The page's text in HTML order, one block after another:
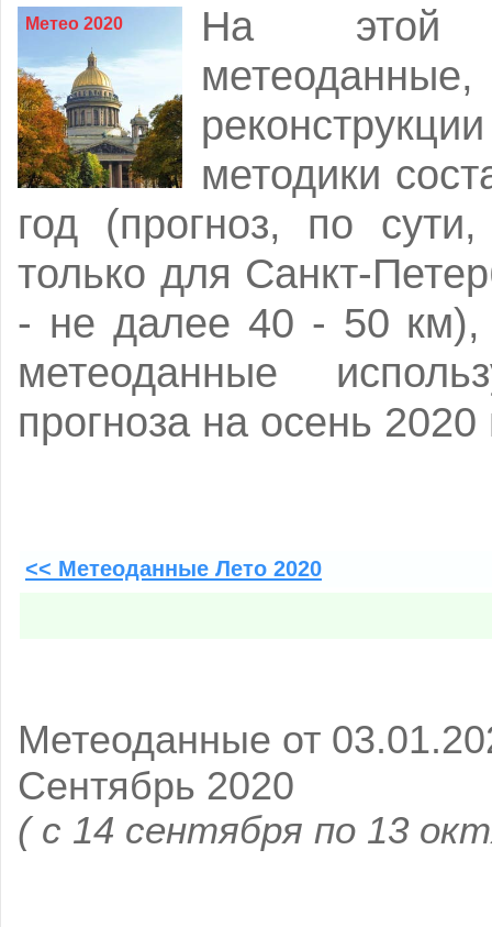
Метео 2020
На этой
методики
год (прогноз, по
только для Санкт-
- не далее 40 - 50 км),
метеоданные
прогноза на осень 2020
<< Метеоданные Лето 2020
Метеоданные от
Сентябрь 2020
( с 14 сентября по 13